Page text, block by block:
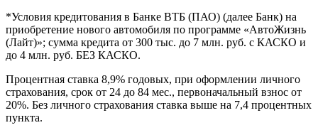
*Условия кредитования в Банке ВТБ (ПАО) (далее Банк) на
приобретение нового автомобиля по программе «АвтоЖизнь
(Лайт)»; сумма кредита от 300 тыс. до 7 млн. руб. с КАСКО и
до 4 млн. руб. БЕЗ КАСКО.
Процентная ставка 8,9% годовых, при оформлении личного
страхования, срок от 24 до 84 мес., первоначальный взнос от
20%. Без личного страхования ставка выше на 7,4 процентных
пункта.